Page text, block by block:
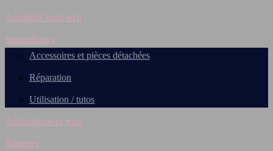
Actualités high-tech
Smartphones
Accessoires et pièces détachées
Réparation
Utilisation / tutos
Applications et jeux
Tablettes